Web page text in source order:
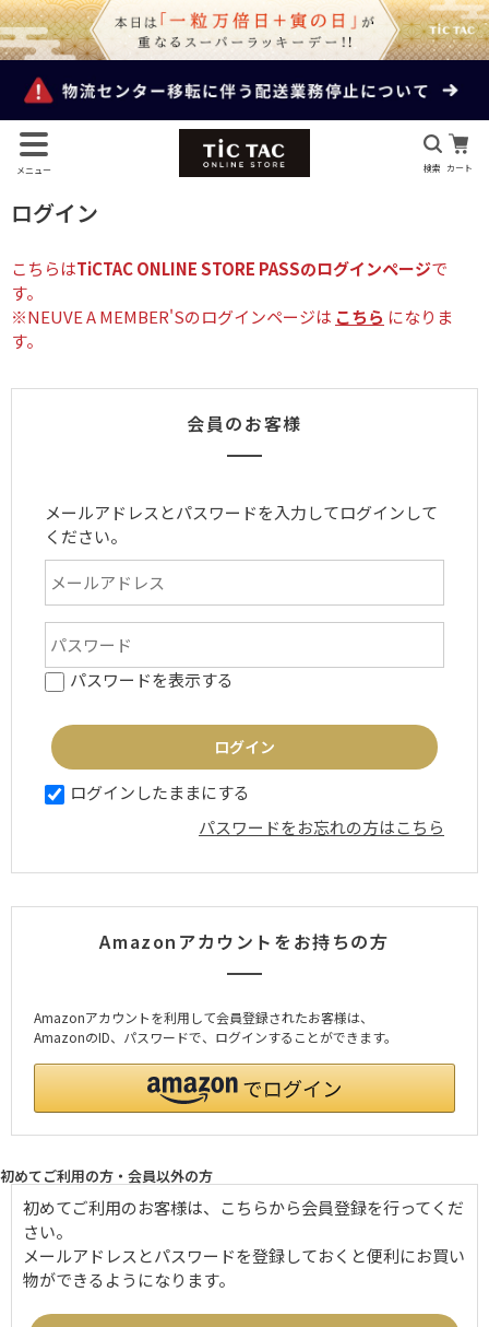
メニュー 検索 カート
ログイン
こちらはTiCTAC ONLINE STORE PASSのログインページで
す。
※NEUVE A MEMBER'Sのログインページは こちら になりま
す。
会員のお客様
メールアドレスとパスワードを入力してログインして
ください。
パスワードを表示する
ログインしたままにする
パスワードをお忘れの方はこちら
Amazonアカウントをお持ちの方
Amazonアカウントを利用して会員登録されたお客様は、
AmazonのID、パスワードで、ログインすることができます。
初めてご利用の方・会員以外の方
初めてご利用のお客様は、こちらから会員登録を行ってくだ
さい。
メールアドレスとパスワードを登録しておくと便利にお買い
物ができるようになります。